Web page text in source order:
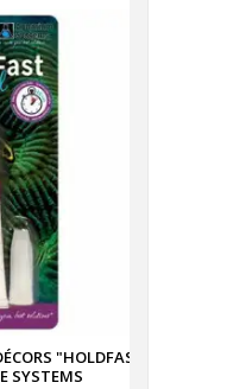
"HOLDFAST
SYSTEMS